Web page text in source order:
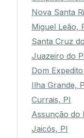
Nova Santa
Miguel Leão,
Santa Cruz
Juazeiro do
Dom
Ilha Grande,
Currais, PI
Assunção do
Jaicós, PI